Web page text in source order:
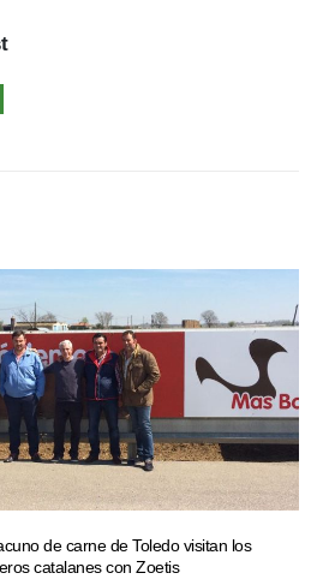
de carne de Toledo visitan los
catalanes con Zoetis